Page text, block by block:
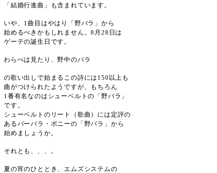
「結婚行進曲」も含まれています。
いや、 1 曲目はやはり「野バラ」から
始めるべきかもしれません。8 月28 日は
ゲーテの誕生日です。
わらべは見たり、野中のバラ
の歌い出しで始まるこの詩には 150 以上も
曲がつけられたようですが、もちろん
1 番有名なのはシューベルトの「野バラ」
です。
シューベルトのリート（歌曲）には定評の
あるバーバラ・ボニーの「野バラ」から
始めましょうか。
それとも、、、。
夏の宵のひととき、エムズシステムの